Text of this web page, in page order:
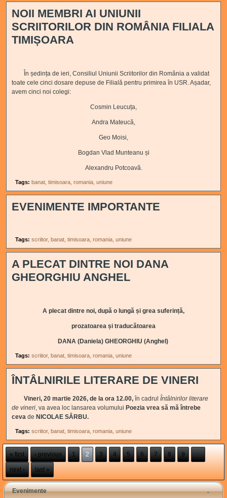
NOII MEMBRI AI UNIUNII
SCRIITORILOR DIN ROMÂNIA FILIALA
TIMIȘOARA
În ședința de ieri, Consiliul Uniunii Scriitorilor din România a validat
toate cele cinci dosare depuse de Filială pentru primirea în USR. Așadar,
avem cinci noi colegi:
Cosmin Leucuța,
Andra Mateucă,
Geo Moisi,
Bogdan Vlad Munteanu și
Alexandru Potcoavă.
Tags: banat timisoara romania uniune
EVENIMENTE IMPORTANTE
Tags:scriitor banat timisoara romania uniune
A PLECAT DINTRE NOI DANA
GHEORGHIU ANGHEL
A plecat dintre noi, după o lungă și grea suferință,
prozatoarea și traducătoarea
DANA (Daniela) GHEORGHIU (Anghel)
Tags:scriitor banat timisoara romania uniune
ÎNTÂLNIRILE LITERARE DE VINERI
Vineri, 20 martie 2026, de la ora 12.00,în cadrulÎntâlnirilor literare
de vineri, va avea loc lansarea volumului Poezia vrea să mă întrebe
ceva de NICOLAE SÂRBU.
Tags:scriitor banat timisoara romania uniune
Pages
« first ‹ previous 1 2 3 4 5 6 7 8 9 …
next › last »
Evenimente